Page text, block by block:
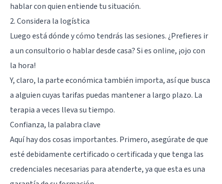
hablar con quien entiende tu situación.
2. Considera la logística
Luego está dónde y cómo tendrás las sesiones. ¿Prefieres ir
a un consultorio o hablar desde casa? Si es online, ¡ojo con
la hora!
Y, claro, la parte económica también importa, así que busca
a alguien cuyas tarifas puedas mantener a largo plazo. La
terapia a veces lleva su tiempo.
Confianza, la palabra clave
Aquí hay dos cosas importantes. Primero, asegúrate de que
esté debidamente certificado o certificada y que tenga las
credenciales necesarias para atenderte, ya que esta es una